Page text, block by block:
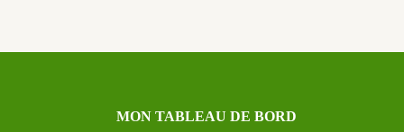
MON TABLEAU DE BORD